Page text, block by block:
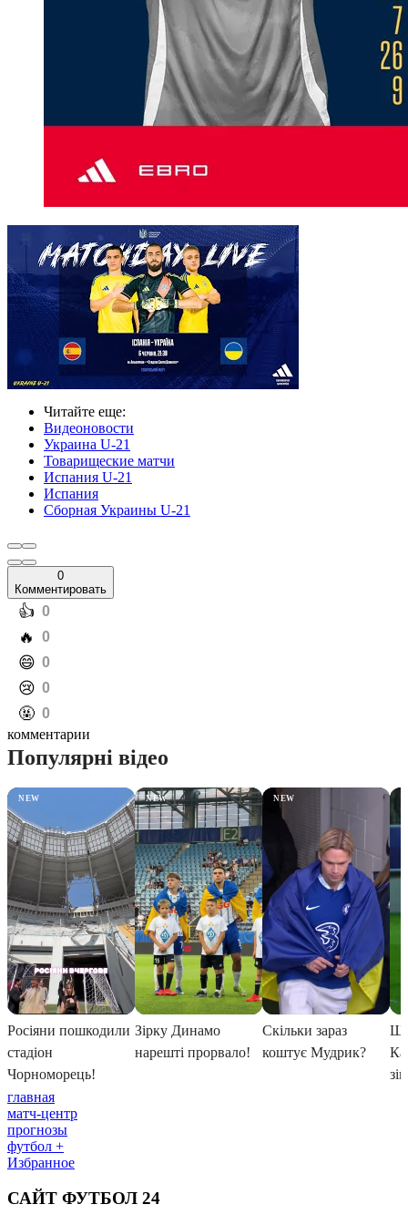
Читайте еще:
Видеоновости
Украина U-21
Товарищеские матчи
Испания U-21
Испания
Сборная Украины U-21
0
Комментировать
️👍 0
️🔥 0
️😄 0
️😢 0
️🤬 0
комментарии
главная
матч-центр
прогнозы
футбол +
Избранное
САЙТ ФУТБОЛ 24